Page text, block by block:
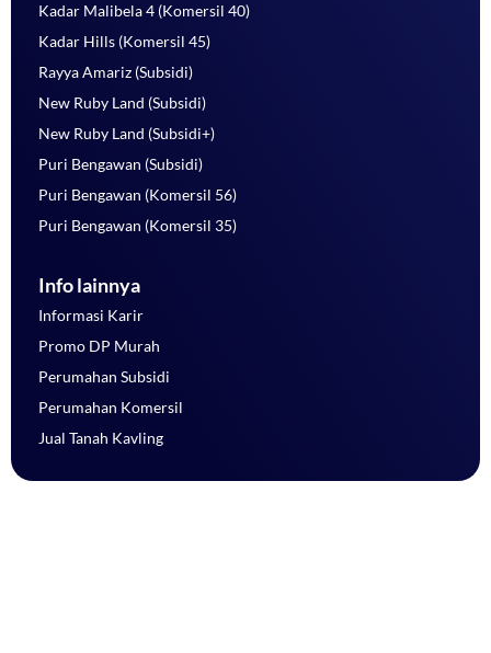
Kadar Malibela 4 (Komersil 40)
Kadar Hills (Komersil 45)
Rayya Amariz (Subsidi)
New Ruby Land (Subsidi)
New Ruby Land (Subsidi+)
Puri Bengawan (Subsidi)
Puri Bengawan (Komersil 56)
Puri Bengawan (Komersil 35)
Info lainnya
Informasi Karir
Promo DP Murah
Perumahan Subsidi
Perumahan Komersil
Jual Tanah Kavling